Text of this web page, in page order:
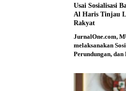
Usai Sosialisasi
Al Haris Tinjau
Rakyat
JurnalOne.com,
melaksanakan
Perundungan,